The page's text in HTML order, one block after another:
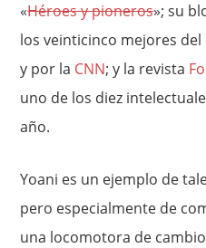
«Héroes y pioneros»; su
los veinticinco mejores
y por la CNN; y la revista
uno de los diez
año.
Yoani es un ejemplo de
pero especialmente de
una locomotora de